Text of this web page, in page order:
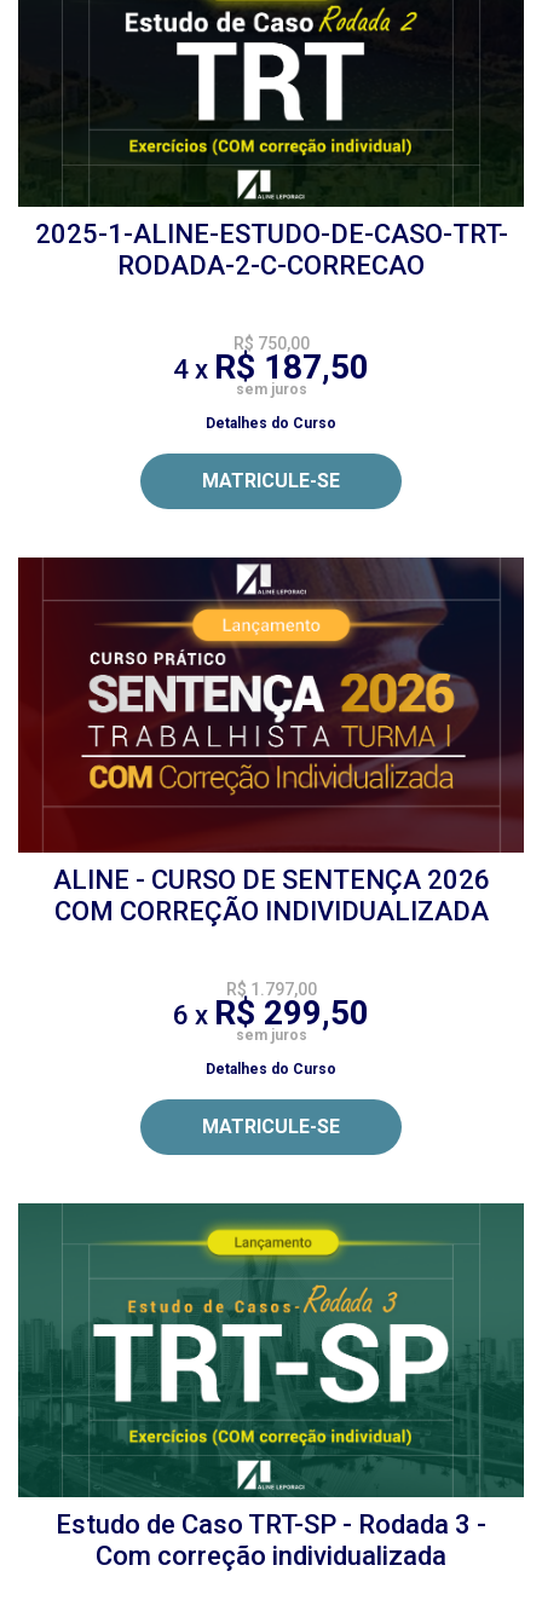
2025-1-ALINE-ESTUDO-DE-CASO-TRT-
RODADA-2-C-CORRECAO
R$ 750,00
4 x R$ 187,50
sem juros
Detalhes do Curso
MATRICULE-SE
ALINE - CURSO DE SENTENÇA 2026
COM CORREÇÃO INDIVIDUALIZADA
R$ 1.797,00
6 x R$ 299,50
sem juros
Detalhes do Curso
MATRICULE-SE
Estudo de Caso TRT-SP - Rodada 3 -
Com correção individualizada